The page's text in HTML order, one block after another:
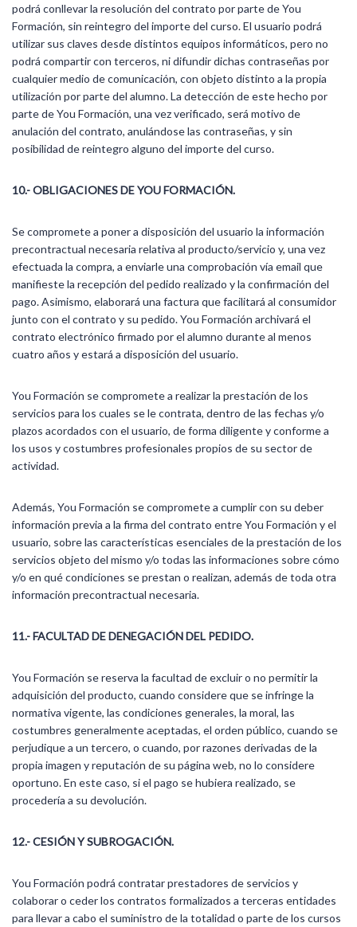
podrá conllevar la resolución del contrato por parte de You
Formación, sin reintegro del importe del curso. El usuario podrá
utilizar sus claves desde distintos equipos informáticos, pero no
podrá compartir con terceros, ni difundir dichas contraseñas por
cualquier medio de comunicación, con objeto distinto a la propia
utilización por parte del alumno. La detección de este hecho por
parte de You Formación, una vez verificado, será motivo de
anulación del contrato, anulándose las contraseñas, y sin
posibilidad de reintegro alguno del importe del curso.
10.- OBLIGACIONES DE YOU FORMACIÓN.
Se compromete a poner a disposición del usuario la información
precontractual necesaria relativa al producto/servicio y, una vez
efectuada la compra, a enviarle una comprobación vía email que
manifieste la recepción del pedido realizado y la confirmación del
pago. Asimismo, elaborará una factura que facilitará al consumidor
junto con el contrato y su pedido. You Formación archivará el
contrato electrónico firmado por el alumno durante al menos
cuatro años y estará a disposición del usuario.
You Formación se compromete a realizar la prestación de los
servicios para los cuales se le contrata, dentro de las fechas y/o
plazos acordados con el usuario, de forma diligente y conforme a
los usos y costumbres profesionales propios de su sector de
actividad.
Además, You Formación se compromete a cumplir con su deber
información previa a la firma del contrato entre You Formación y el
usuario, sobre las características esenciales de la prestación de los
servicios objeto del mismo y/o todas las informaciones sobre cómo
y/o en qué condiciones se prestan o realizan, además de toda otra
información precontractual necesaria.
11.- FACULTAD DE DENEGACIÓN DEL PEDIDO.
You Formación se reserva la facultad de excluir o no permitir la
adquisición del producto, cuando considere que se infringe la
normativa vigente, las condiciones generales, la moral, las
costumbres generalmente aceptadas, el orden público, cuando se
perjudique a un tercero, o cuando, por razones derivadas de la
propia imagen y reputación de su página web, no lo considere
oportuno. En este caso, si el pago se hubiera realizado, se
procedería a su devolución.
12.- CESIÓN Y SUBROGACIÓN.
You Formación podrá contratar prestadores de servicios y
colaborar o ceder los contratos formalizados a terceras entidades
para llevar a cabo el suministro de la totalidad o parte de los cursos